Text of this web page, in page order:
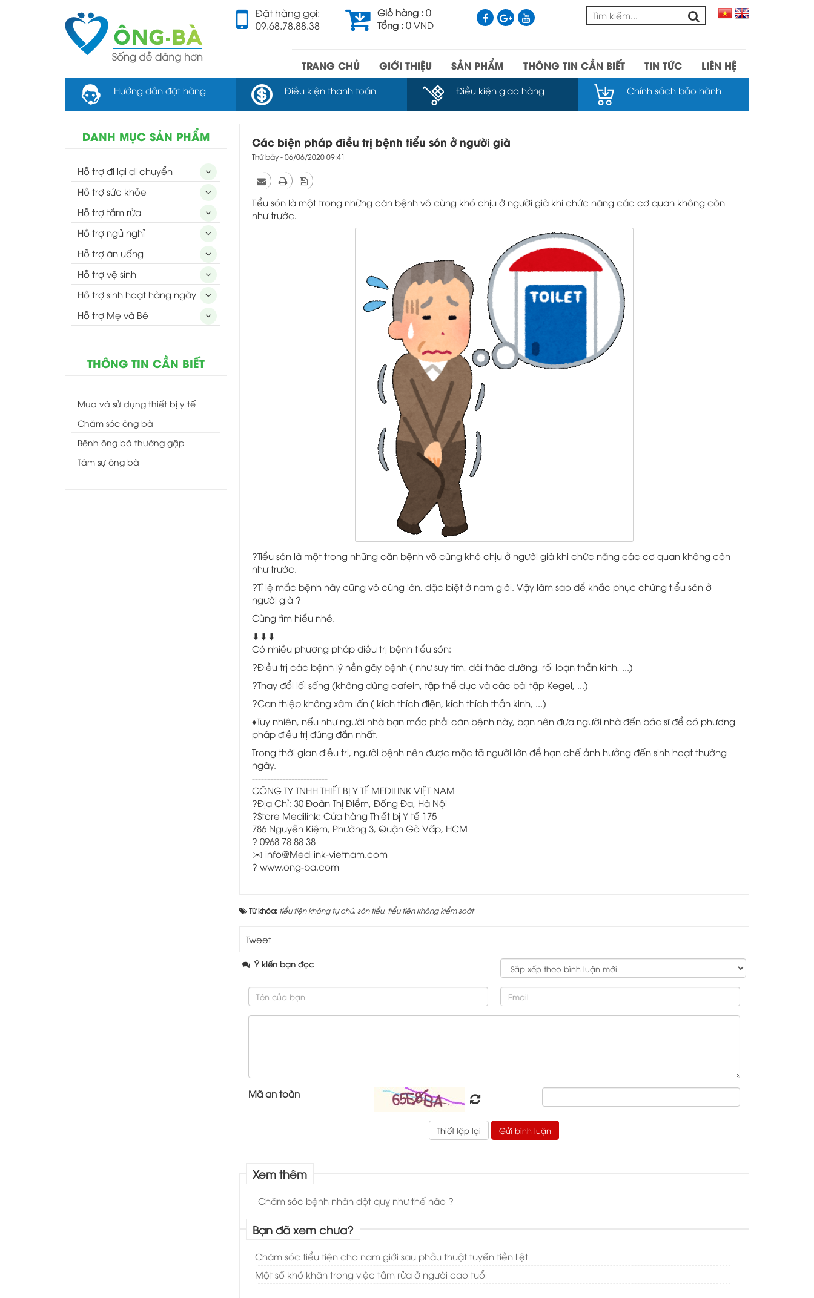
Đặt hàng gọi:
09.68.78.88.38
Giỏ hàng : 0
Tổng :0 VND
TRANG CHỦ GIỚI THIỆU SẢN PHẨM THÔNG TIN CẦN BIẾT TIN TỨC LIÊN HỆ
Hướng dẫn đặt hàng Điều kiện thanh toán Điều kiện giao hàng Chính sách bảo hành
Các biện pháp điều trị bệnh tiểu són ở người già
Thứ bảy - 06/06/2020 09:41
Tiểu són là một trong những căn bệnh vô cùng khó chịu ở người già khi chức năng các cơ quan không còn
như trước.
?Tiểu són là một trong những căn bệnh vô cùng khó chịu ở người già khi chức năng các cơ quan không còn
như trước.
?Tỉ lệ mắc bệnh này cũng vô cùng lớn, đặc biệt ở nam giới. Vậy làm sao để khắc phục chứng tiểu són ở
người già ?
Cùng tìm hiểu nhé.
⬇⬇⬇
Có nhiều phương pháp điều trị bệnh tiểu són:
?Điều trị các bệnh lý nền gây bệnh ( như suy tim, đái tháo đường, rối loạn thần kinh, ...)
?Thay đổi lối sống (không dùng cafein, tập thể dục và các bài tập Kegel, ...)
?Can thiệp không xâm lấn ( kích thích điện, kích thích thần kinh, ...)
♦️Tuy nhiên, nếu như người nhà bạn mắc phải căn bệnh này, bạn nên đưa người nhà đến bác sĩ để có phương
pháp điều trị đúng đắn nhất.
Trong thời gian điều trị, người bệnh nên được mặc tã người lớn để hạn chế ảnh hưởng đến sinh hoạt thường
ngày.
-------------------------
CÔNG TY TNHH THIẾT BỊ Y TẾ MEDILINK VIỆT NAM ️
?Địa Chỉ: 30 Đoàn Thị Điểm, Đống Đa, Hà Nội
?Store Medilink: Cửa hàng Thiết bị Y tế 175
786 Nguyễn Kiệm, Phường 3, Quận Gò Vấp, HCM
? 0968 78 88 38
✉️ info@Medilink-vietnam.com
? www.ong-ba.com
Từ khóa: tiểu tiện không tự chủ, són tiểu, tiểu tiện không kiểm soát
Tweet
Ý kiến bạn đọc
Mã an toàn
Xem thêm
Chăm sóc bệnh nhân đột quỵ như thế nào ?
Bạn đã xem chưa?
Chăm sóc tiểu tiện cho nam giới sau phẫu thuật tuyến tiền liệt
Một số khó khăn trong việc tắm rửa ở người cao tuổi
DANH MỤC SẢN PHẨM
Hỗ trợ đi lại di chuyển
Hỗ trợ sức khỏe
Hỗ trợ tắm rửa
Hỗ trợ ngủ nghỉ
Hỗ trợ ăn uống
Hỗ trợ vệ sinh
Hỗ trợ sinh hoạt hàng ngày
Hỗ trợ Mẹ và Bé
THÔNG TIN CẦN BIẾT
Mua và sử dụng thiết bị y tế
Chăm sóc ông bà
Bệnh ông bà thường gặp
Tâm sự ông bà